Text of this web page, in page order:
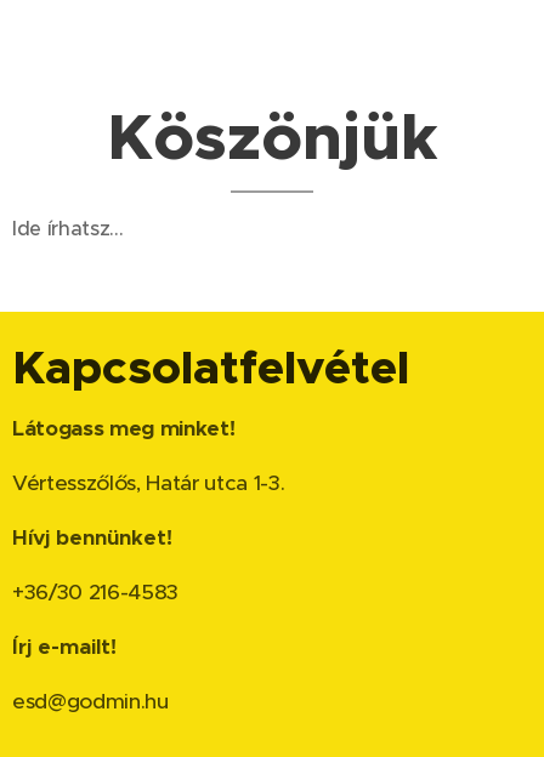
Köszönjük
Ide írhatsz...
Kapcsolatfelvétel
Látogass meg minket!
Vértesszőlős, Határ utca 1-3.
Hívj bennünket!
+36/30 216-4583
Írj e-mailt!
esd@godmin.hu